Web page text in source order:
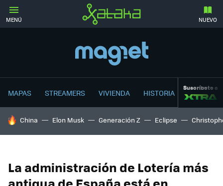
MENÚ NUEVO
MAPAS STREAMERS VIVIENDA HISTORIA Suscríbete a
HOY SE HABLA DE
China Elon Musk Generación Z Eclipse
La administración de Lotería más